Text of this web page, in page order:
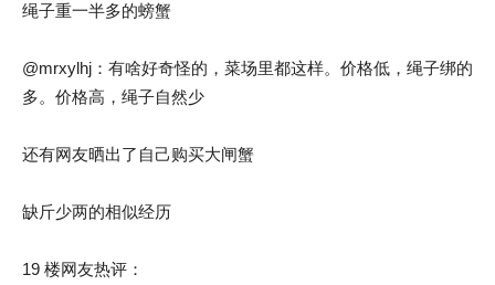
绳子重一半多的螃蟹
@mrxylhj：有啥好奇怪的，菜场里都这样。价格低，绳子绑的
多。价格高，绳子自然少
还有网友晒出了自己购买大闸蟹
缺斤少两的相似经历
19 楼网友热评：